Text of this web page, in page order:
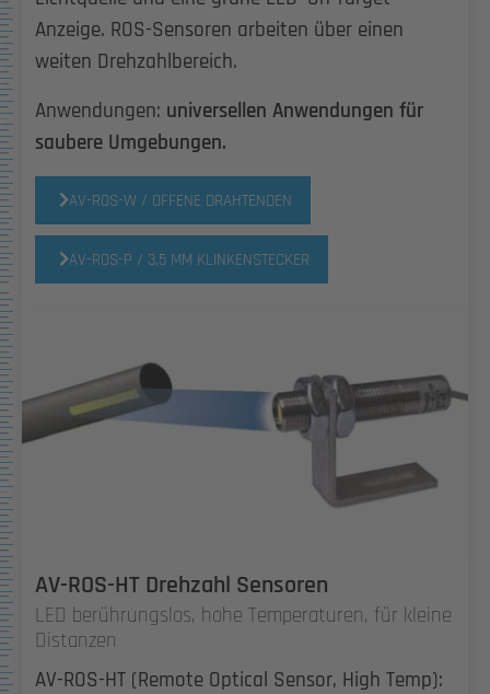
Anzeige. ROS-Sensoren arbeiten über einen
weiten Drehzahlbereich.
Anwendungen: universellen Anwendungen für
saubere Umgebungen.
AV-ROS-W / OFFENE DRAHTENDEN
AV-ROS-P / 3,5 MM KLINKENSTECKER
AV-ROS-HT Drehzahl Sensoren
LED berührungslos, hohe Temperaturen, für kleine
Distanzen
AV-ROS-HT (Remote Optical Sensor, High Temp):